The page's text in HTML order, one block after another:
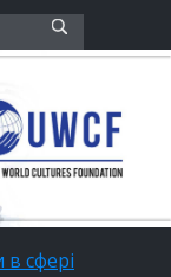
сфері